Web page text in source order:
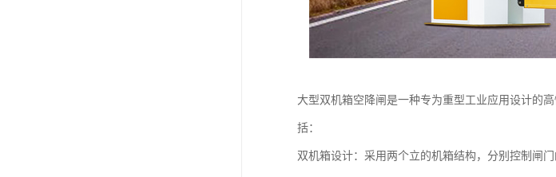
大型双机箱空降闸是一种专为重型工业应用设计的
括：
双机箱设计：采用两个立的机箱结构，分别控制闸